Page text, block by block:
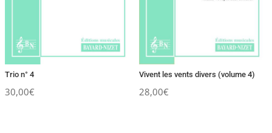
Trio n° 4
30,00€
Vivent les vents divers (volume 4)
28,00€